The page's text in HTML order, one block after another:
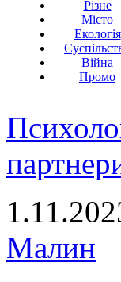
Різне
Місто
Екологія
Війна
Промо
Малин